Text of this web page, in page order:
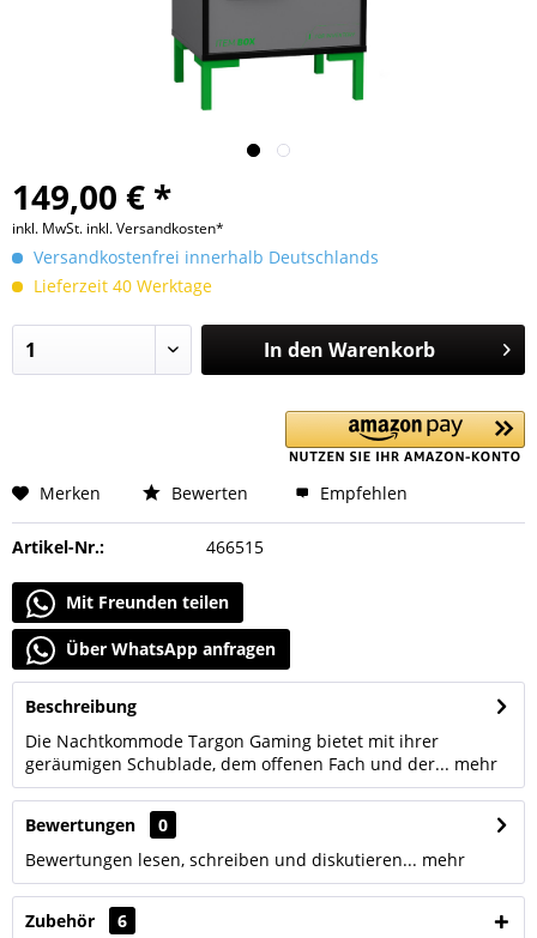
149,00 € *
inkl. MwSt. inkl. Versandkosten*
Versandkostenfrei innerhalb Deutschlands
Lieferzeit 40 Werktage
In den Warenkorb
Merken Bewerten Empfehlen
Artikel-Nr.: 466515
Mit Freunden teilen
Über WhatsApp anfragen
Beschreibung
Die Nachtkommode Targon Gaming bietet mit ihrer
geräumigen Schublade, dem offenen Fach und der... mehr
Bewertungen
0
Bewertungen lesen, schreiben und diskutieren... mehr
Zubehör 6